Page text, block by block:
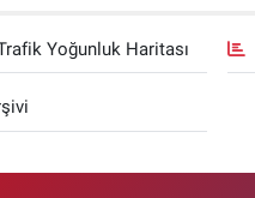
Yoğunluk Haritası